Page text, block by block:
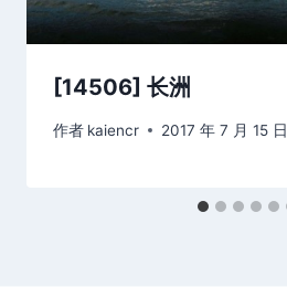
[14506] 长洲
作者 kaiencr 2017 年 7 月 15 日